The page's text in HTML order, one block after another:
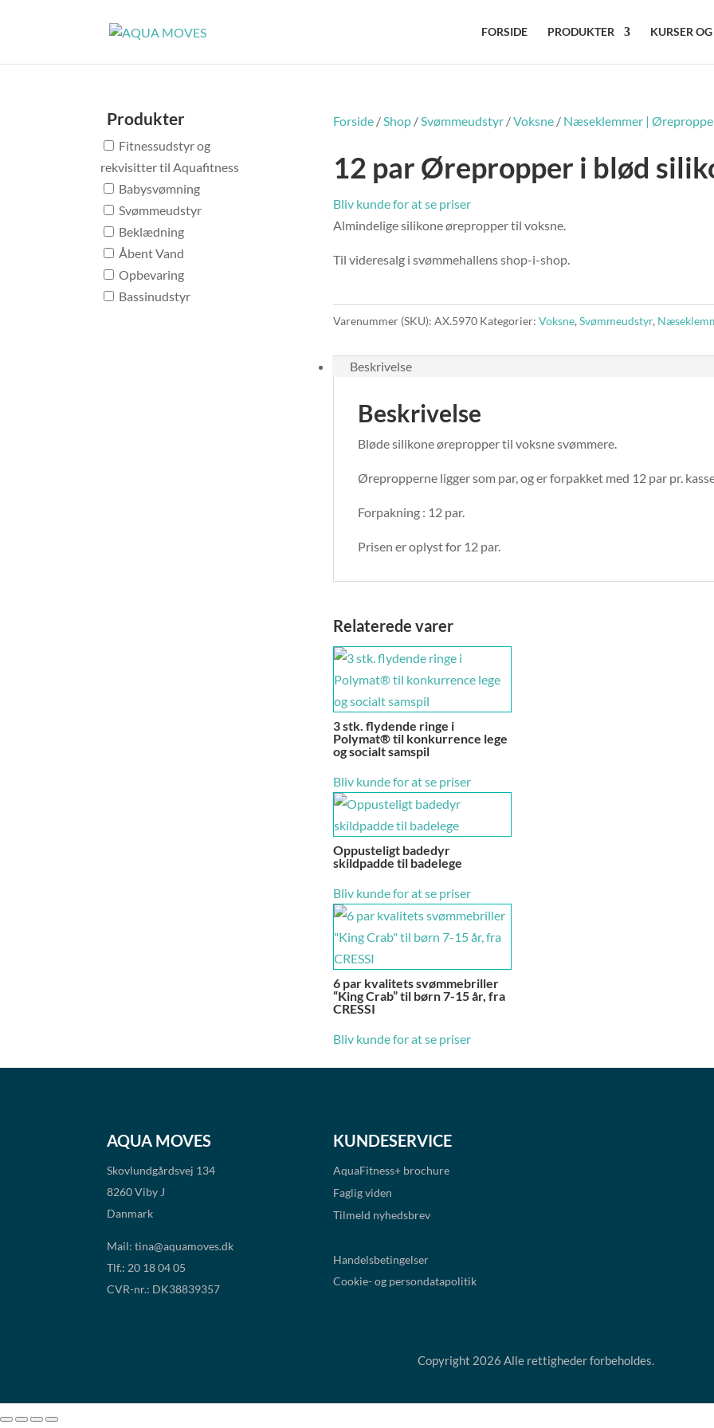
FORSIDE PRODUKTER KURSER
Forside/Shop/Svømmeudstyr/Voksne/ Næseklemmer |
12 par Ørepropper i blød
Bliv kunde for at se priser
Almindelige silikone ørepropper til voksne.
Til videresalg i svømmehallens shop-i-shop.
Varenummer (SKU): AX.5970 Kategorier: Voksne, Svømmeudstyr,
Beskrivelse
Beskrivelse
Bløde silikone ørepropper til voksne svømmere.
Ørepropperne ligger som par, og er forpakket med 12 par pr.
Forpakning : 12 par.
Prisen er oplyst for 12 par.
Relaterede varer
3 stk. flydende ringe i
Polymat® til konkurrence lege
og socialt samspil
Bliv kunde for at se priser
Oppusteligt badedyr
skildpadde til badelege
Bliv kunde for at se priser
6 par kvalitets svømmebriller
“King Crab” til børn 7-15 år, fra
CRESSI
Bliv kunde for at se priser
Produkter
Fitnessudstyr og
rekvisitter til Aquafitness
Babysvømning
Svømmeudstyr
Beklædning
Åbent Vand
Opbevaring
Bassinudstyr
AQUA MOVES
Skovlundgårdsvej 134
8260 Viby J
Danmark
Mail:tina@aquamoves.dk
Tlf.: 20 18 04 05
CVR-nr.: DK38839357
KUNDESERVICE
AquaFitness+ brochure
Faglig viden
Tilmeld nyhedsbrev
Handelsbetingelser
Cookie- og persondatapolitik
Copyright 2026 Alle rettigheder forbeholdes.